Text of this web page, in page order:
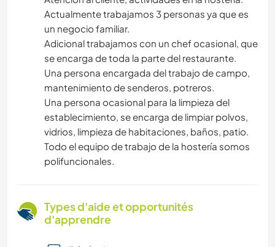
Actualmente trabajamos 3 personas ya que es
un negocio familiar.
Adicional trabajamos con un chef ocasional, que
se encarga de toda la parte del restaurante.
Una persona encargada del trabajo de campo,
mantenimiento de senderos, potreros.
Una persona ocasional para la limpieza del
establecimiento, se encarga de limpiar polvos,
vidrios, limpieza de habitaciones, baños, patio.
Todo el equipo de trabajo de la hostería somos
polifuncionales.
Types d'aide et opportunités
d'apprendre